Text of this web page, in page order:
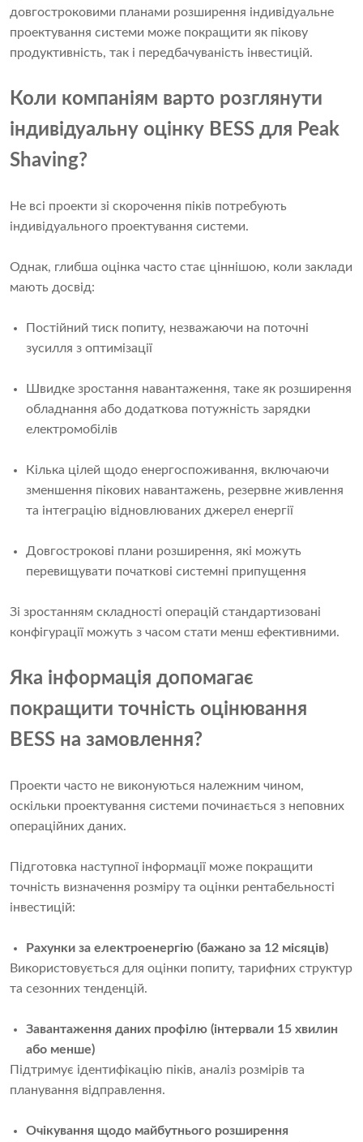
довгостроковими планами розширення індивідуальне
проектування системи може покращити як пікову
продуктивність, так і передбачуваність інвестицій.
Коли компаніям варто розглянути
індивідуальну оцінку BESS для Peak
Shaving?
Не всі проекти зі скорочення піків потребують
індивідуального проектування системи.
Однак, глибша оцінка часто стає ціннішою, коли заклади
мають досвід:
Постійний тиск попиту, незважаючи на поточні
зусилля з оптимізації
Швидке зростання навантаження, таке як розширення
обладнання або додаткова потужність зарядки
електромобілів
Кілька цілей щодо енергоспоживання, включаючи
зменшення пікових навантажень, резервне живлення
та інтеграцію відновлюваних джерел енергії
Довгострокові плани розширення, які можуть
перевищувати початкові системні припущення
Зі зростанням складності операцій стандартизовані
конфігурації можуть з часом стати менш ефективними.
Яка інформація допомагає
покращити точність оцінювання
BESS на замовлення?
Проекти часто не виконуються належним чином,
оскільки проектування системи починається з неповних
операційних даних.
Підготовка наступної інформації може покращити
точність визначення розміру та оцінки рентабельності
інвестицій:
Рахунки за електроенергію (бажано за 12 місяців)
Використовується для оцінки попиту, тарифних структур
та сезонних тенденцій.
Завантаження даних профілю (інтервали 15 хвилин
або менше)
Підтримує ідентифікацію піків, аналіз розмірів та
планування відправлення.
Очікування щодо майбутнього розширення